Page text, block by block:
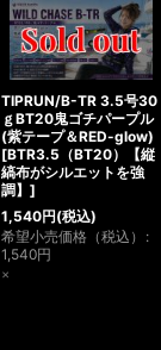
TIPRUN/B-TR 3.5号30
ｇBT20鬼ゴチパープル
(紫テープ＆RED-glow)
[BTR3.5（BT20）【縦
縞布がシルエットを強
調】 ]
1,540円(税込)
希望小売価格（税込） :
1,540円
×